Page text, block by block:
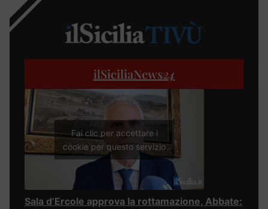
ilSiciliaNews24
Fai clic per accettare i
cookie per questo servizio
Sala d’Ercole approva la rottamazione, Abbate: